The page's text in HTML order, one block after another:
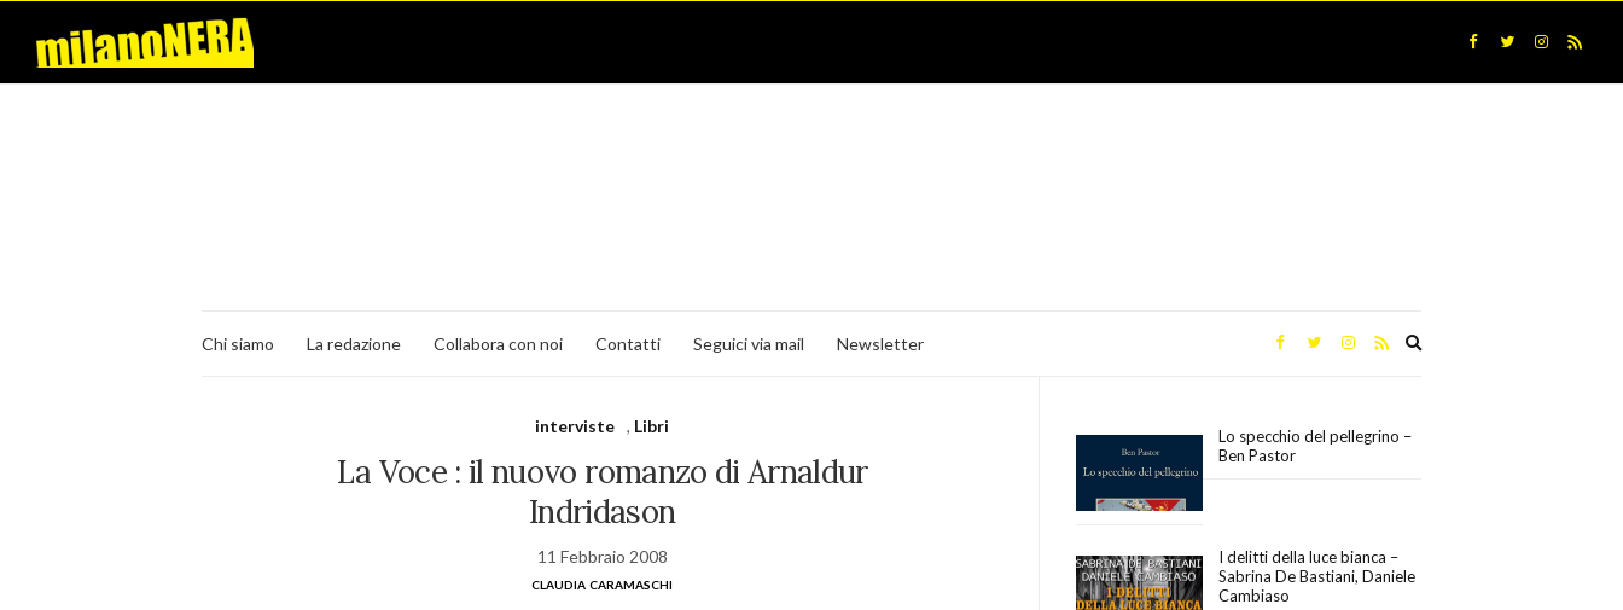
Chi siamo La redazione Collabora con noi Contatti Seguici via mail Newsletter
interviste , Libri
La Voce : il nuovo romanzo di Arnaldur
Indridason
11 Febbraio 2008
claudia caramaschi
Lo specchio del pellegrino –
Ben Pastor
I delitti della luce bianca –
Sabrina De Bastiani, Daniele
Cambiaso